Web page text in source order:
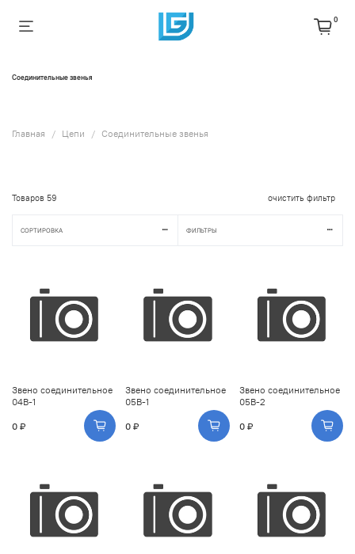
0
Соединительные звенья
Главная Цепи Соединительные звенья
Товаров 59 очистить фильтр
СОРТИРОВКА ФИЛЬТРЫ
Звено соединительное
04B-1
0 ₽
Звено соединительное
05B-1
0 ₽
Звено соединительное
05B-2
0 ₽